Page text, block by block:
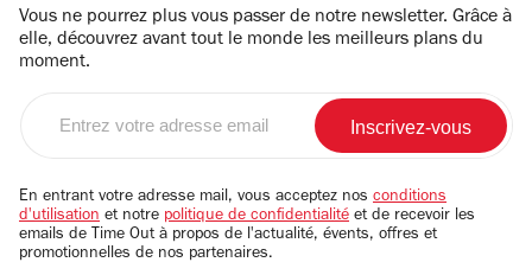
Vous ne pourrez plus vous passer de notre newsletter. Grâce à
elle, découvrez avant tout le monde les meilleurs plans du
moment.
email
En entrant votre adresse mail, vous acceptez nos conditions
d'utilisation et notre politique de confidentialité et de recevoir les
emails de Time Out à propos de l'actualité, évents, offres et
promotionnelles de nos partenaires.